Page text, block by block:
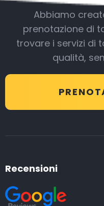
Abbiamo
prenotazione di
trovare i servizi di
qualità,
Recensioni